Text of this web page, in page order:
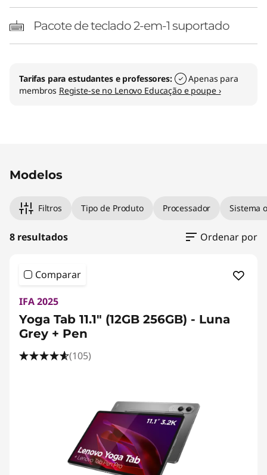
Pacote de teclado 2-em-1 suportado
Tarifas para estudantes e professores:
Apenas para
membros Registe-se no Lenovo Educação e poupe ›
Modelos
Filtros Tipo de Produto Processador Sistema
8 resultados Ordenar por
Comparar
IFA 2025
Yoga Tab 11.1" (12GB 256GB) - Luna
Grey + Pen
(105)